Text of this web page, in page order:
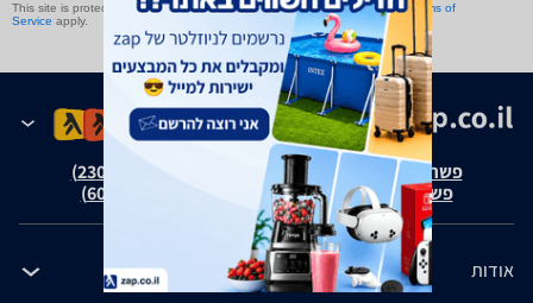
This site is protected by reCAPTCHA and the GooglePrivacy Policyand Terms of
Service apply.
פשרה בת"צ אבנצ'יק נ' זאפ גרופ (ת"צ 23008-08-20)
פשרה בת"צ כהנים נ' זאפ גרופ (ת"צ 60371-12-19)
אודות